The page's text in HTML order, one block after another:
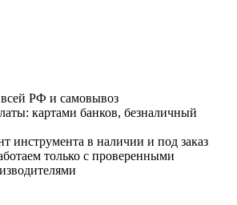
всей РФ и самовывоз
картами банков, безналичный
инструмента в наличии и под заказ
только с проверенными